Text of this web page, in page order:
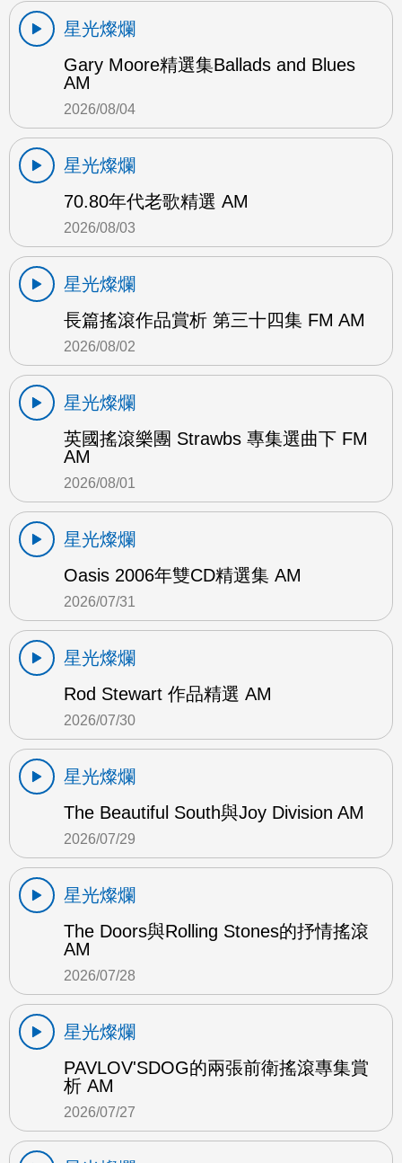
星光燦爛
Gary Moore精選集Ballads and Blues
AM
2026/08/04
星光燦爛
70.80年代老歌精選 AM
2026/08/03
星光燦爛
長篇搖滾作品賞析 第三十四集 FM AM
2026/08/02
星光燦爛
英國搖滾樂團 Strawbs 專集選曲下 FM
AM
2026/08/01
星光燦爛
Oasis 2006年雙CD精選集 AM
2026/07/31
星光燦爛
Rod Stewart 作品精選 AM
2026/07/30
星光燦爛
The Beautiful South與Joy Division AM
2026/07/29
星光燦爛
The Doors與Rolling Stones的抒情搖滾
AM
2026/07/28
星光燦爛
PAVLOV'SDOG的兩張前衛搖滾專集賞
析 AM
2026/07/27